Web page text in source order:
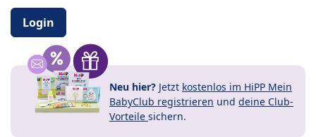
Login
Neu hier? Jetzt kostenlos im HiPP Mein
BabyClub registrieren und deine Club-
Vorteile sichern.